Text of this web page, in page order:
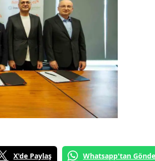
X'de Paylaş Whatsapp'tan